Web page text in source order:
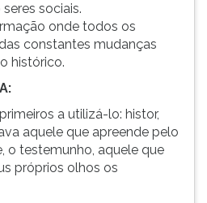
sociais.
onde todos os
constantes mudanças
histórico.
a utilizá-lo: histor,
aquele que apreende pelo
o testemunho, aquele que
próprios olhos os